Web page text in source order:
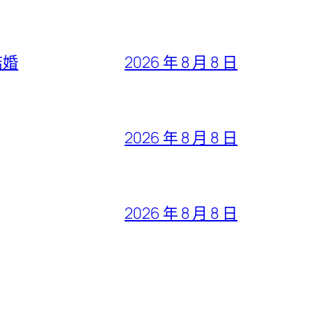
2026 年 8 月 8 日
2026 年 8 月 8 日
2026 年 8 月 8 日